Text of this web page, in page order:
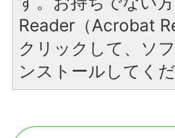
Reader（Acrobat
クリックして、ソ
ンストールしてくだ